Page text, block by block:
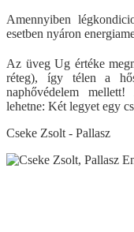
Amennyiben
esetben nyáron
Az üveg Ug értéke
réteg), így télen a
naphővédelem
lehetne: Két legyet egy
Cseke Zsolt - Pallasz